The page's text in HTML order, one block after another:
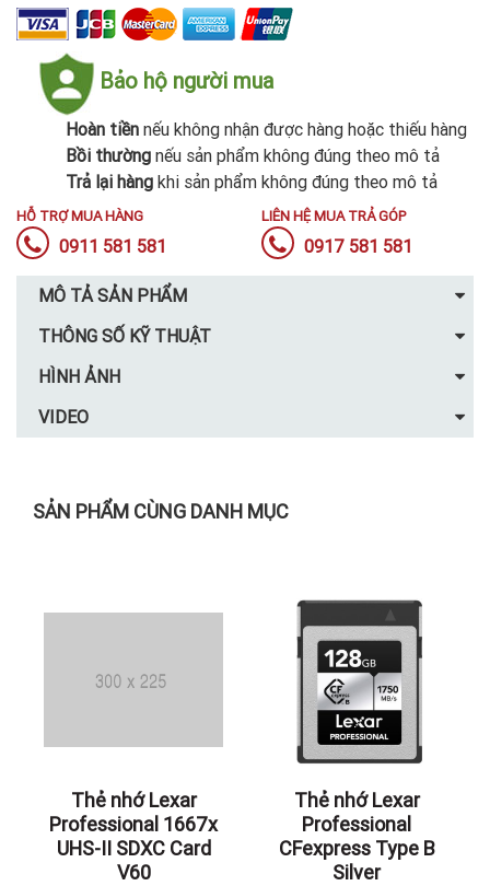
Bảo hộ người mua
Hoàn tiền nếu không nhận được hàng hoặc thiếu hàng
Bồi thường nếu sản phẩm không đúng theo mô tả
Trả lại hàng khi sản phẩm không đúng theo mô tả
HỖ TRỢ MUA HÀNG
0911 581 581
LIÊN HỆ MUA TRẢ GÓP
0917 581 581
MÔ TẢ SẢN PHẨM
THÔNG SỐ KỸ THUẬT
HÌNH ẢNH
VIDEO
SẢN PHẨM CÙNG DANH MỤC
Thẻ nhớ Lexar
Professional 1667x
UHS-II SDXC Card
V60
Thẻ nhớ Lexar
Professional
CFexpress Type B
Silver